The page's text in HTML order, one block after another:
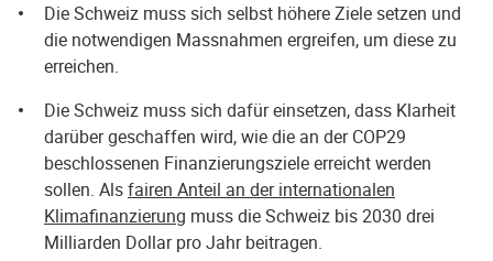
Die Schweiz muss sich selbst höhere Ziele setzen und
die notwendigen Massnahmen ergreifen, um diese zu
erreichen.
Die Schweiz muss sich dafür einsetzen, dass Klarheit
darüber geschaffen wird, wie die an der COP29
beschlossenen Finanzierungsziele erreicht werden
sollen. Alsfairen Anteil an der internationalen
Klimafinanzierung muss die Schweiz bis 2030 drei
Milliarden Dollar pro Jahr beitragen.